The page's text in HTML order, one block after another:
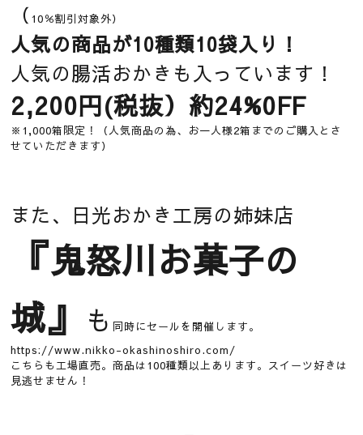
（ 10％割引対象外）
人気の商品が10種類10袋入り！
人気の腸活おかきも入っています！
2,200円(税抜）約24%0FF
※1,000箱限定！（人気商品の為、お一人様2箱までのご購入とさ
せていただきます）
また、日光おかき工房の姉妹店
『鬼怒川お菓子の
城』 も 同時にセールを開催します。
https://www.nikko-okashinoshiro.com/
こちらも工場直売。商品は100種類以上あります。スイーツ好きは
見逃せません！